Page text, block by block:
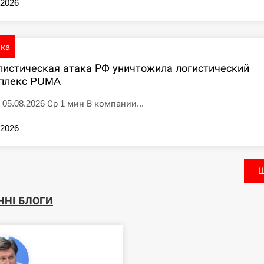
атака РФ уничтожила логистический
PUMA
05.08.2026 Ср 1 мин В компании...
БЛОГИ